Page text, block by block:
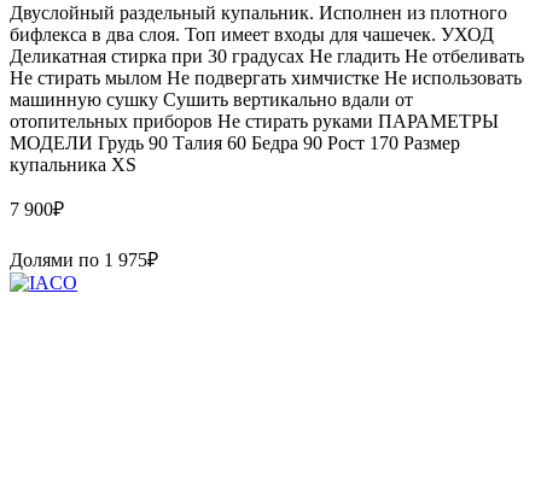
Двуслойный раздельный купальник. Исполнен из плотного
бифлекса в два слоя. Топ имеет входы для чашечек. УХОД
Деликатная стирка при 30 градусах Не гладить Не отбеливать
Не стирать мылом Не подвергать химчистке Не использовать
машинную сушку Сушить вертикально вдали от
отопительных приборов Не стирать руками ПАРАМЕТРЫ
МОДЕЛИ Грудь 90 Талия 60 Бедра 90 Рост 170 Размер
купальника XS
7 900₽
Долями по 1 975₽